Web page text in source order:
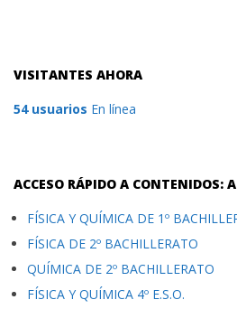
VISITANTES AHORA
54 usuarios En línea
ACCESO RÁPIDO A CONTENIDOS:
FÍSICA Y QUÍMICA DE 1º
FÍSICA DE 2º BACHILLERATO
QUÍMICA DE 2º BACHILLERATO
FÍSICA Y QUÍMICA 4º E.S.O.